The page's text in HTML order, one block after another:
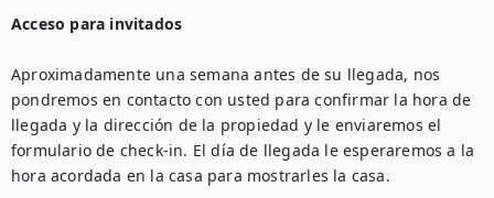
Acceso para invitados
Aproximadamente una semana antes de su llegada, nos
pondremos en contacto con usted para confirmar la hora de
llegada y la dirección de la propiedad y le enviaremos el
formulario de check-in. El día de llegada le esperaremos a la
hora acordada en la casa para mostrarles la casa.